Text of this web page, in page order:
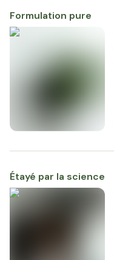
Formulation pure
Étayé par la science